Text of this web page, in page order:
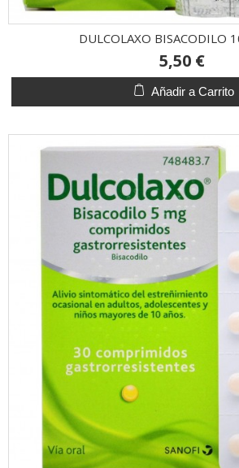
DULCOLAXO BISACODILO
5,50 €
Añadir a Carrito